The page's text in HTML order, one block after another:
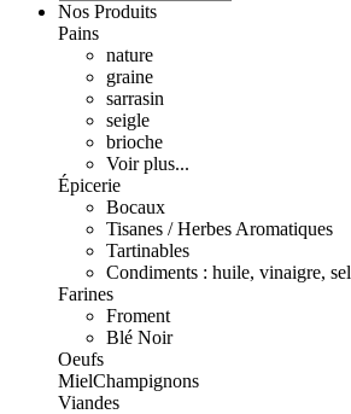
Nos Produits
Pains
nature
graine
sarrasin
seigle
brioche
Voir plus...
Épicerie
Bocaux
Tisanes / Herbes Aromatiques
Tartinables
Condiments : huile, vinaigre, sel
Farines
Froment
Blé Noir
Oeufs
MielChampignons
Viandes